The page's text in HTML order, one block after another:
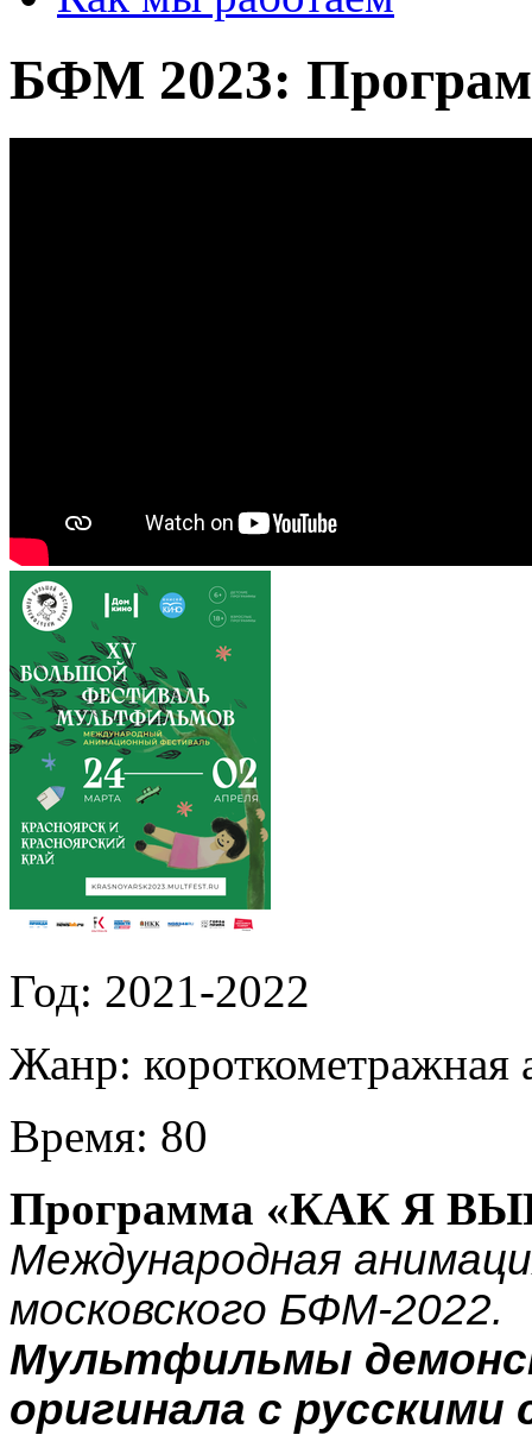
БФМ 2023:
Год: 2021-2022
Жанр: короткометражная
Время: 80
Программа «КАК Я
Международная
московского БФМ-2022.
Мультфильмы
оригинала с